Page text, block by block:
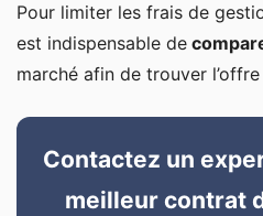
Pour limiter les frais de
est indispensable de
marché afin de trouver
Contactez un
meilleur contrat